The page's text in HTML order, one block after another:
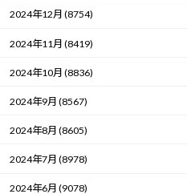
2024年12月 (8754)
2024年11月 (8419)
2024年10月 (8836)
2024年9月 (8567)
2024年8月 (8605)
2024年7月 (8978)
2024年6月 (9078)